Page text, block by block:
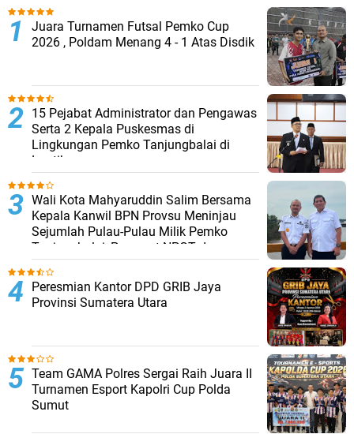
Juara Turnamen Futsal Pemko Cup
2026 , Poldam Menang 4 - 1 Atas Disdik
15 Pejabat Administrator dan Pengawas
Serta 2 Kepala Puskesmas di
Lingkungan Pemko Tanjungbalai di
Lantik
Wali Kota Mahyaruddin Salim Bersama
Kepala Kanwil BPN Provsu Meninjau
Sejumlah Pulau-Pulau Milik Pemko
Tanjungbalai, Percepat NPGT dan
Sertifikasi Aset
Peresmian Kantor DPD GRIB Jaya
Provinsi Sumatera Utara
Team GAMA Polres Sergai Raih Juara II
Turnamen Esport Kapolri Cup Polda
Sumut